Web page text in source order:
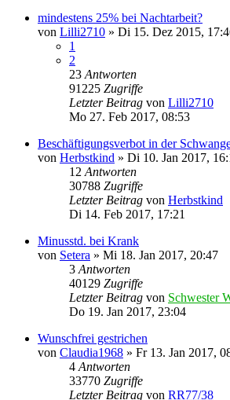
mindestens 25% bei Nachtarbeit?
von Lilli2710 » Di 15. Dez 2015,
1
2
23 Antworten
91225 Zugriffe
Letzter Beitrag von Lilli2710
Mo 27. Feb 2017, 08:53
Beschäftigungsverbot in der
von Herbstkind » Di 10. Jan 2017,
12 Antworten
30788 Zugriffe
Letzter Beitrag von Herbstkind
Di 14. Feb 2017, 17:21
Minusstd. bei Krank
von Setera » Mi 18. Jan 2017, 20:47
3 Antworten
40129 Zugriffe
Letzter Beitrag von Schwester
Do 19. Jan 2017, 23:04
Wunschfrei gestrichen
von Claudia1968 » Fr 13. Jan 2017,
4 Antworten
33770 Zugriffe
Letzter Beitrag von RR77/38